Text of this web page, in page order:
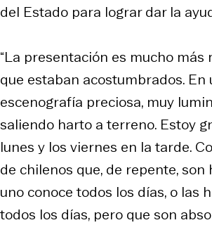
del Estado para lograr dar la
“La presentación es mucho más
que estaban acostumbrados. En
escenografía preciosa, muy
saliendo harto a terreno. Estoy
lunes y los viernes en la tarde.
de chilenos que, de repente, son
uno conoce todos los días, o las
todos los días, pero que son